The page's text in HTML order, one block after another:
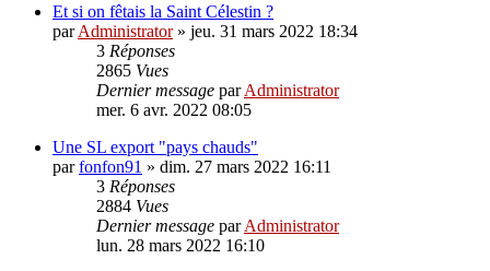
Et si on fêtais la Saint Célestin ?
parAdministrator» jeu. 31 mars 2022 18:34
3 Réponses
2865 Vues
Dernier message parAdministrator
mer. 6 avr. 2022 08:05
Une SL export "pays chauds"
parfonfon91 » dim. 27 mars 2022 16:11
3 Réponses
2884 Vues
Dernier message parAdministrator
lun. 28 mars 2022 16:10